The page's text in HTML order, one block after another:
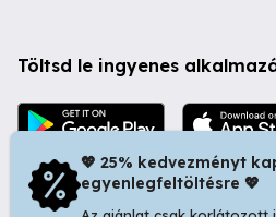
Töltsd le ingyenes
💖 25% kedvezményt
egyenlegfeltöltésre 💖